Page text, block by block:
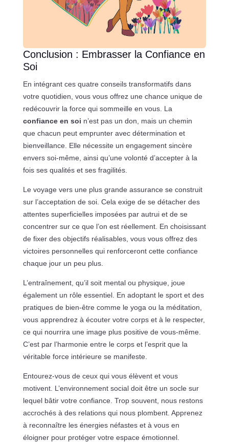
Conclusion : Embrasser la Confiance en
Soi
En intégrant ces quatre conseils transformatifs dans
votre quotidien, vous vous offrez une chance unique de
redécouvrir la force qui sommeille en vous. La
confiance en soi n’est pas un don, mais un chemin
que chacun peut emprunter avec détermination et
bienveillance. Elle nécessite un engagement sincère
envers soi-même, ainsi qu’une volonté d’accepter à la
fois ses qualités et ses fragilités.
Le voyage vers une plus grande assurance se construit
sur l’acceptation de soi. Cela exige de se détacher des
attentes superficielles imposées par autrui et de se
concentrer sur ce que l’on est réellement. En choisissant
de fixer des objectifs réalisables, vous vous offrez des
victoires personnelles qui renforceront cette confiance
chaque jour un peu plus.
L’entraînement, qu’il soit mental ou physique, joue
également un rôle essentiel. En adoptant le sport et des
pratiques de bien-être comme le yoga ou la méditation,
vous apprendrez à écouter votre corps et à le respecter,
ce qui nourrira une image plus positive de vous-même.
C’est par l’harmonie entre le corps et l’esprit que la
véritable force intérieure se manifeste.
Entourez-vous de ceux qui vous élèvent et vous
motivent. L’environnement social doit être un socle sur
lequel bâtir votre confiance. Trop souvent, nous restons
accrochés à des relations qui nous plombent. Apprenez
à reconnaître les énergies néfastes et à vous en
éloigner pour protéger votre espace émotionnel.